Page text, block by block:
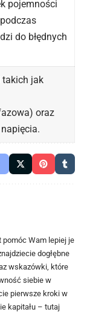
pojemności
do błędnych
takich jak
oraz
pomóc Wam lepiej je
dogłębne
wskazówki, które
siebie w
pierwsze kroki w
kapitału – tutaj